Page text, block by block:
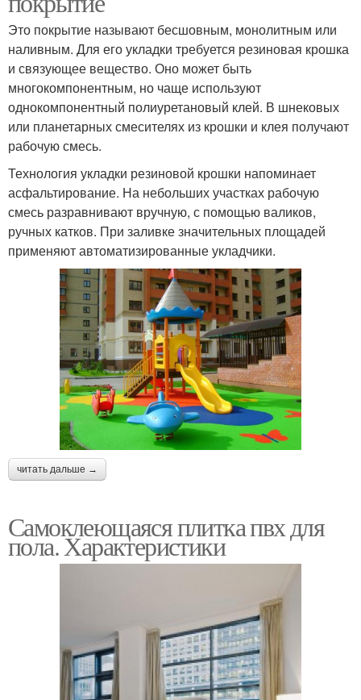
Это покрытие называют бесшовным, монолитным или
наливным. Для его укладки требуется резиновая крошка
и связующее вещество. Оно может быть
многокомпонентным, но чаще используют
однокомпонентный полиуретановый клей. В шнековых
или планетарных смесителях из крошки и клея получают
рабочую смесь.
Технология укладки резиновой крошки напоминает
асфальтирование. На небольших участках рабочую
смесь разравнивают вручную, с помощью валиков,
ручных катков. При заливке значительных площадей
применяют автоматизированные укладчики.
читать дальше →
Самоклеющаяся плитка пвх для
пола. Характеристики